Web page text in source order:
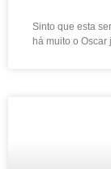
Sinto que esta
há muito o Oscar